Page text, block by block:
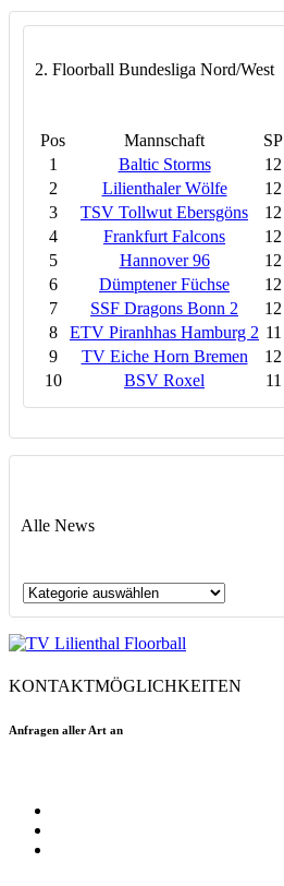
2. Floorball Bundesliga Nord/West
Pos Mannschaft SP
1
Baltic Storms 12
2
Lilienthaler Wölfe 12
3
TSV Tollwut Ebersgöns 12
4
Frankfurt Falcons 12
5
Hannover 96 12
6
Dümptener Füchse 12
7
SSF Dragons Bonn 2 12
8
ETV Piranhhas Hamburg 2 11
9
TV Eiche Horn Bremen 12
10
BSV Roxel 11
Alle News
Alle
KONTAKTMÖGLICHKEITEN
Anfragen aller Art an